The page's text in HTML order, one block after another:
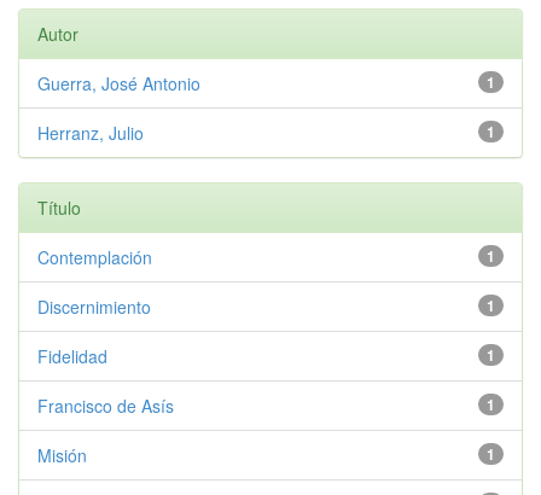
Autor
1
Guerra, José Antonio
1
Herranz, Julio
Título
1
Contemplación
1
Discernimiento
1
Fidelidad
1
Francisco de Asís
1
Misión